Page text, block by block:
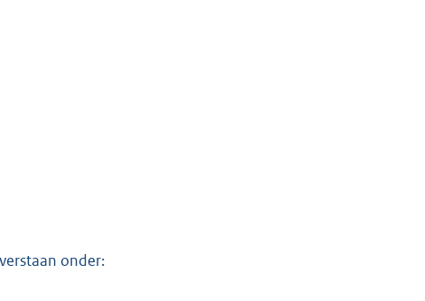
,
onder: